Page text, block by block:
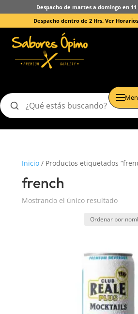
Despacho de martes a domingo en
Despacho dentro de 2 Hrs.Ver
Buscar
Inicio/ Productos etiquetados
french
Mostrando el único resultado